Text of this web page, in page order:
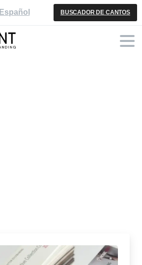
Español BUSCADOR DE CANTOS